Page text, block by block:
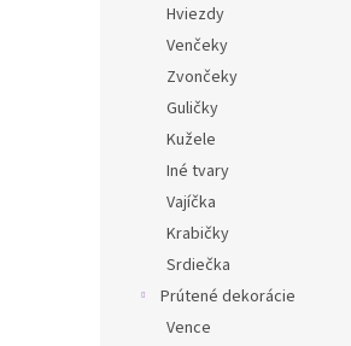
Hviezdy
Venčeky
Zvončeky
Guličky
Kužele
Iné tvary
Vajíčka
Krabičky
Srdiečka
Prútené dekorácie
Vence